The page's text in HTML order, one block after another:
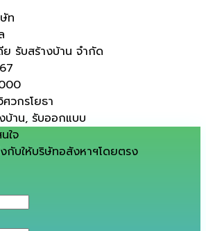
ท
ย รับสร้างบ้าน จำกัด
ศวกรโยธา
บ้าน, รับออกแบบ
ใจ
บให้บริษัทอสังหาฯโดยตรง